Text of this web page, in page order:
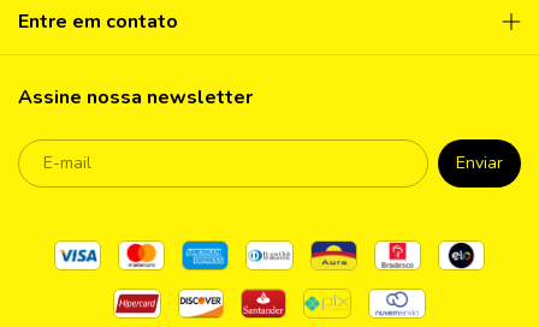
Entre em contato
Assine nossa newsletter